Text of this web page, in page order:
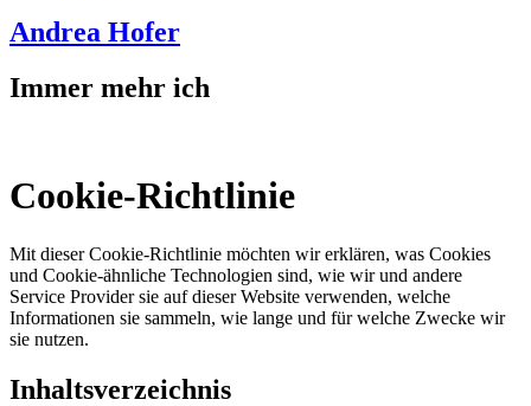
Andrea Hofer
Immer mehr ich
Cookie-Richtlinie
Mit dieser Cookie-Richtlinie möchten wir erklären, was Cookies
und Cookie-ähnliche Technologien sind, wie wir und andere
Service Provider sie auf dieser Website verwenden, welche
Informationen sie sammeln, wie lange und für welche Zwecke wir
sie nutzen.
Inhaltsverzeichnis